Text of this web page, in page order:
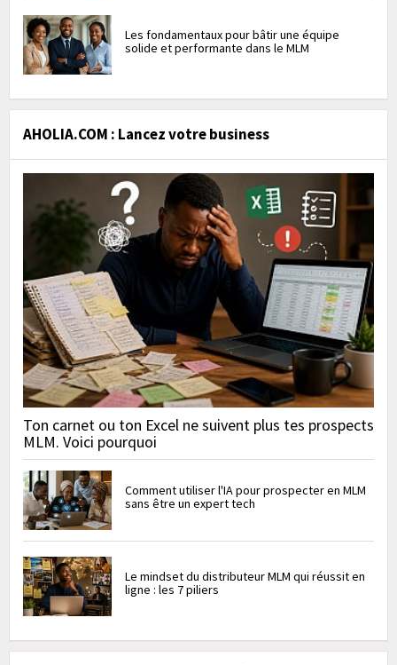
Les fondamentaux pour bâtir une équipe
solide et performante dans le MLM
AHOLIA.COM : Lancez votre business
Ton carnet ou ton Excel ne suivent plus tes prospects
MLM. Voici pourquoi
Comment utiliser l'IA pour prospecter en MLM
sans être un expert tech
Le mindset du distributeur MLM qui réussit en
ligne : les 7 piliers